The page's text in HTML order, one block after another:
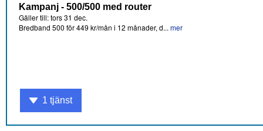
Kampanj - 500/500 med router
Gäller till: tors 31 dec.
Bredband 500 för 449 kr/mån i 12 månader, d... mer
1 tjänst